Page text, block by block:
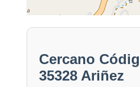
Cercano
35328 Ariñez